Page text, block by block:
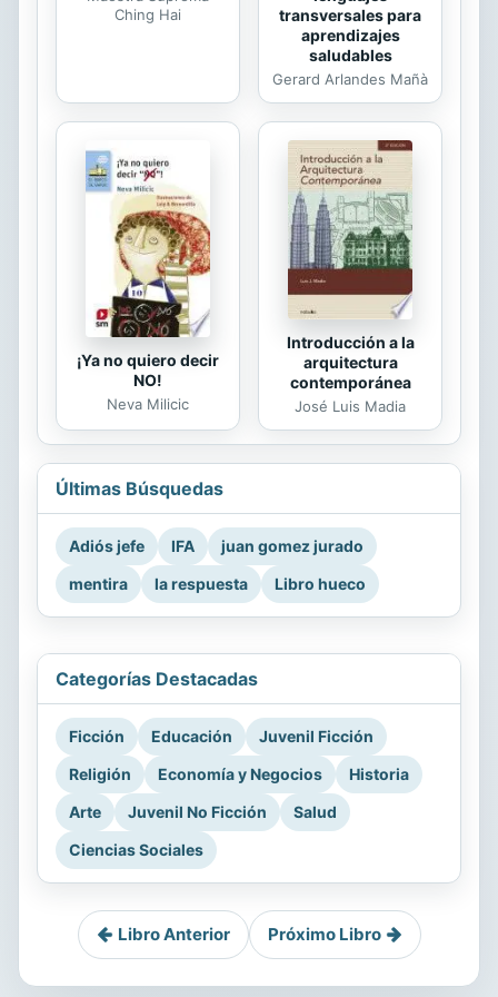
Ching Hai
transversales para
aprendizajes
saludables
Gerard Arlandes Mañà
¡Ya no quiero decir
NO!
Neva Milicic
Introducción a la
arquitectura
contemporánea
José Luis Madia
Últimas Búsquedas
Adiós jefe IFA
juan gomez jurado
mentira
la respuesta Libro hueco
Categorías Destacadas
Ficción Educación
Juvenil Ficción
Religión
Economía y Negocios
Historia
Arte
Juvenil No Ficción
Salud
Ciencias Sociales
Libro Anterior Próximo Libro